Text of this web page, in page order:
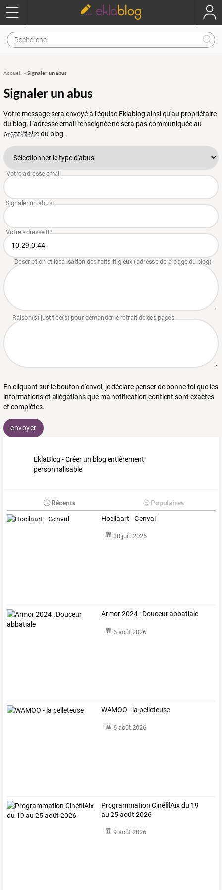
Accueil » Signaler un abus
Signaler un abus
Votre message sera envoyé à l'équipe Eklablog ainsi qu'au propriétaire
du blog. L'adresse email renseignée ne sera pas communiquée au
propriétaire du blog.
En cliquant sur le bouton d'envoi, je déclare penser de bonne foi que les
informations et allégations que ma notification contient sont exactes
et complètes.
envoyer
EklaBlog - Créer un blog entièrement
personnalisable
Récents Populaires
Hoeilaart - Genval
30 juil. 2026
Armor 2024 : Douceur abbatiale
6 août 2026
WAMOO - la pelleteuse
6 août 2026
Programmation CinéfilAix du 19
au 25 août 2026
9 août 2026